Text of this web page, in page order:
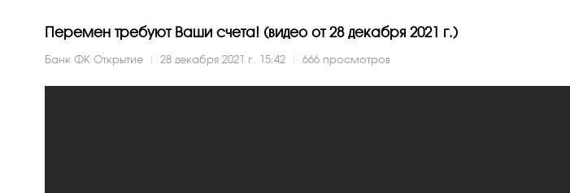
Перемен требуют Ваши счета! (видео от 28 декабря 2021 г.)
Банк ФК Открытие | 28 декабря 2021 г. 15:42 | 666 просмотров